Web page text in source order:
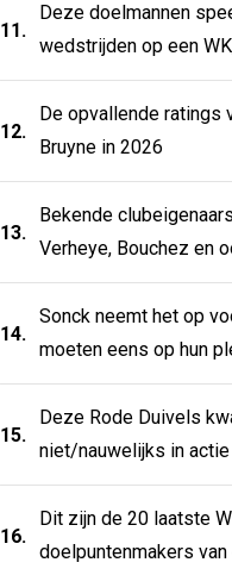
11.
Deze doelmannen
wedstrijden op een
12.
De opvallende ratings
Bruyne in 2026
13.
Bekende
Verheye, Bouchez en
14.
Sonck neemt het op
moeten eens op hun
15.
Deze Rode Duivels
niet/nauwelijks in
16.
Dit zijn de 20 laatste
doelpuntenmakers